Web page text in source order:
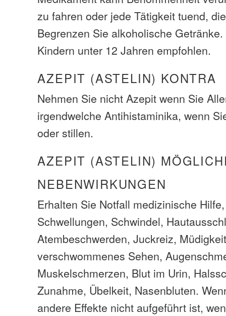
zu fahren oder jede Tätigkeit tuend,
Begrenzen Sie alkoholische
Kindern unter 12 Jahren empfohlen.
AZEPIT (ASTELIN) KONTRA
Nehmen Sie nicht Azepit wenn Sie
irgendwelche Antihistaminika, wenn
oder stillen.
AZEPIT (ASTELIN)
NEBENWIRKUNGEN
Erhalten Sie Notfall medizinische
Schwellungen, Schwindel,
Atembeschwerden, Juckreiz,
verschwommenes Sehen,
Muskelschmerzen, Blut im Urin,
Zunahme, Übelkeit, Nasenbluten.
andere Effekte nicht aufgeführt ist,